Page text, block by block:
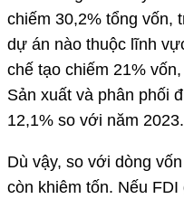
chiếm 30,2% tổng vốn,
dự án nào thuộc lĩnh
chế tạo chiếm 21%
Sản xuất và phân phối
12,1% so với năm 2023.
Dù vậy, so với dòng
còn khiêm tốn. Nếu